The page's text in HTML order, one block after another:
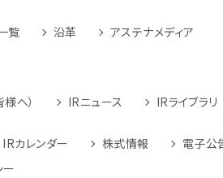
覧 沿革 アステナメディア
へ） IRニュース IRライブラリ
IRカレンダー 株式情報 電子公
ー